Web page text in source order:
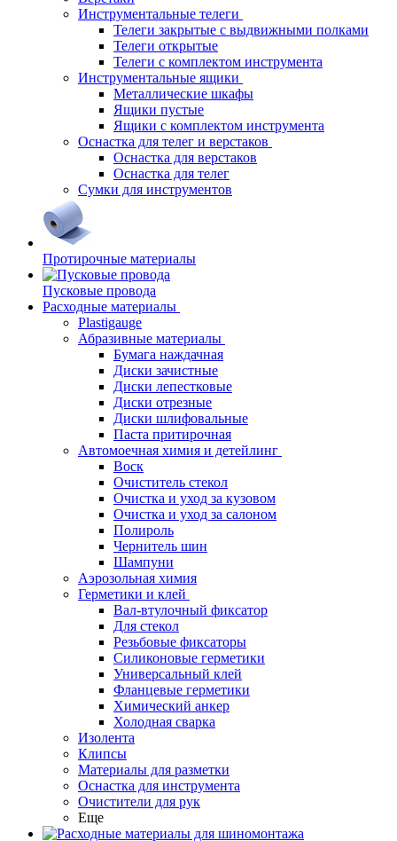
Инструментальные телеги
Телеги закрытые с выдвижными полками
Телеги открытые
Телеги с комплектом инструмента
Инструментальные ящики
Металлические шкафы
Ящики пустые
Ящики с комплектом инструмента
Оснастка для телег и верстаков
Оснастка для верстаков
Оснастка для телег
Сумки для инструментов
Протирочные материалы
Пусковые провода
Расходные материалы
Plastigauge
Абразивные материалы
Бумага наждачная
Диски зачистные
Диски лепестковые
Диски отрезные
Диски шлифовальные
Паста притирочная
Автомоечная химия и детейлинг
Воск
Очиститель стекол
Очистка и уход за кузовом
Очистка и уход за салоном
Полироль
Чернитель шин
Шампуни
Аэрозольная химия
Герметики и клей
Вал-втулочный фиксатор
Для стекол
Резьбовые фиксаторы
Силиконовые герметики
Универсальный клей
Фланцевые герметики
Химический анкер
Холодная сварка
Изолента
Клипсы
Материалы для разметки
Оснастка для инструмента
Очистители для рук
Еще